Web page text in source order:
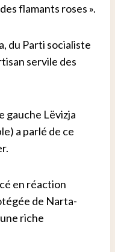
flamants roses ».
du Parti socialiste
servile des
gauche Lëvizja
a parlé de ce
en réaction
de Narta-
riche